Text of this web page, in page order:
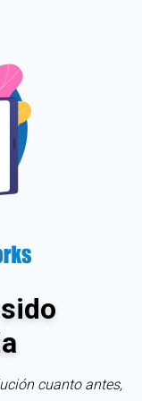
cuanto antes,